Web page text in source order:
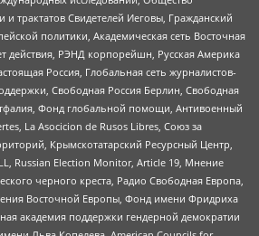
трактатов Свидетелей Иеговы, Гражданский
политики, Академическая сеть Восточная
действия, РЭНД корпорейшн, Русская Америка
Россия, Глобальная сеть журналистов-
Свободная Россия Берлин, Свободная
Фонд глобальной помощи, Антивоенный
La Asocicion de Rusos Libres, Союз за
Крымскотатарский Ресурсный Центр,
Russian Election Monitor, Article 19, Мнение
черного креста, Радио Свободная Европа,
Восточной Европы, Фонд имени Фридриха
академия поддержки гендерной демократии